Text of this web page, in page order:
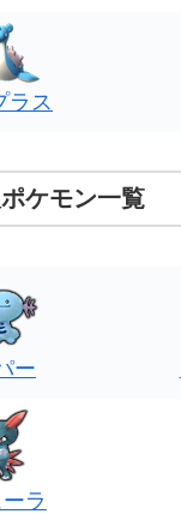
ラス
ケモン一覧
ー
ラ